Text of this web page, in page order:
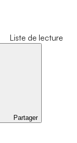
Liste de lecture
Partager